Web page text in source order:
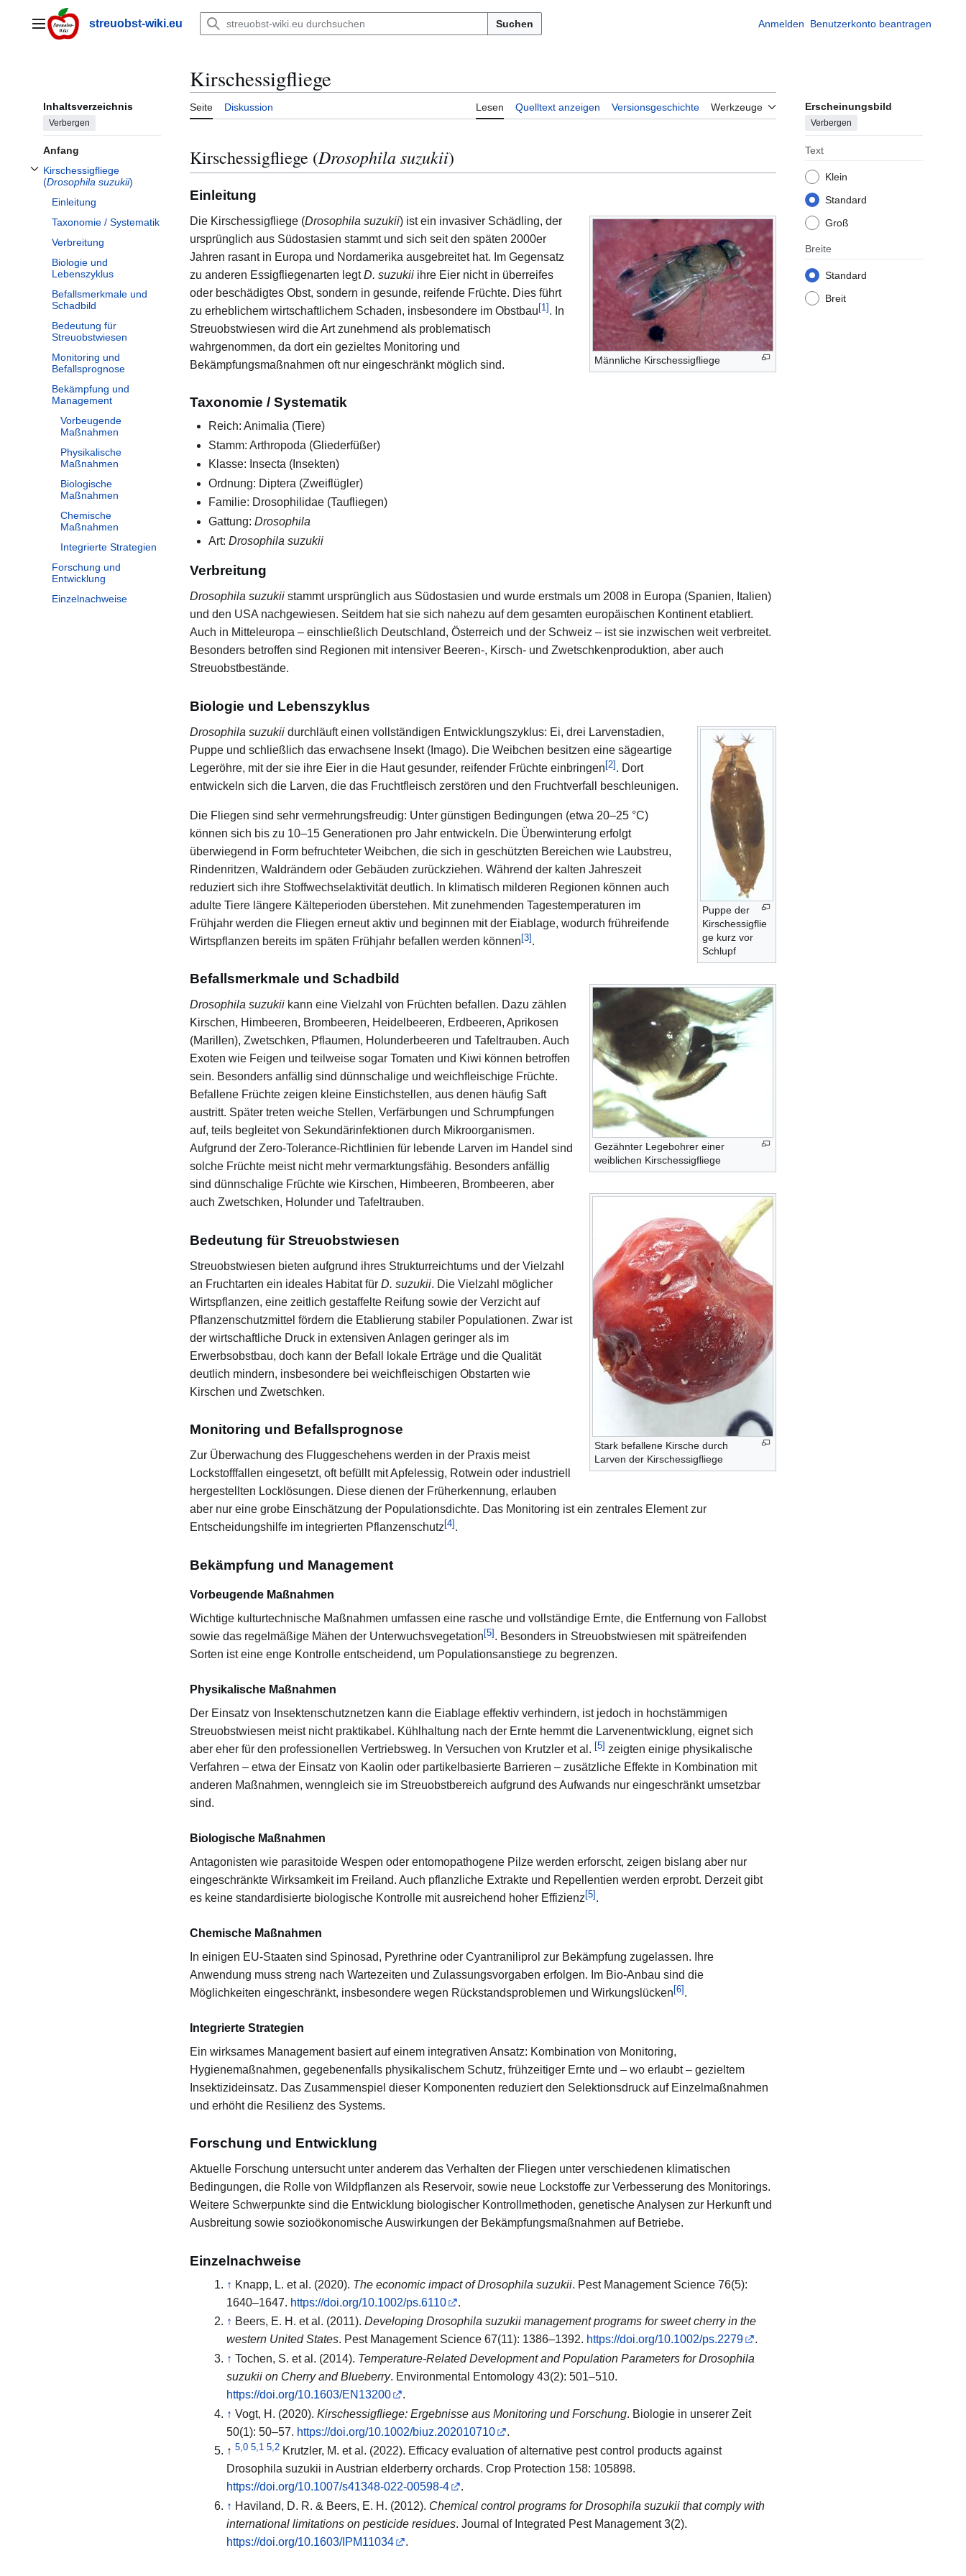
springenHauptmenüstreuobst-wiki.eu Suchen Anmelden Benutzerkonto beantragen
Inhaltsverzeichnis
Verbergen
Anfang
Kirschessigfliege
(Drosophila suzukii)
Unterabschnitt Kirschessigfliege (
Einleitung
Taxonomie / Systematik
Verbreitung
Biologie und
Lebenszyklus
Befallsmerkmale und
Schadbild
Bedeutung für
Streuobstwiesen
Monitoring und
Befallsprognose
Bekämpfung und
Management
Vorbeugende
Maßnahmen
Physikalische
Maßnahmen
Biologische
Maßnahmen
Chemische
Maßnahmen
Integrierte Strategien
Forschung und
Entwicklung
Einzelnachweise
Kirschessigfliege
Seite Diskussion Lesen Quelltext anzeigen Versionsgeschichte Werkzeuge Erscheinungsbild
Verbergen
Text
Klein
Standard
Groß
Breite
Standard
Breit
Kirschessigfliege (Drosophila suzukii)
Einleitung
Männliche Kirschessigfliege
Die Kirschessigfliege (Drosophila suzukii) ist ein invasiver Schädling, der
ursprünglich aus Südostasien stammt und sich seit den späten 2000er
Jahren rasant in Europa und Nordamerika ausgebreitet hat. Im Gegensatz
zu anderen Essigfliegenarten legtD. suzukii ihre Eier nicht in überreifes
oder beschädigtes Obst, sondern in gesunde, reifende Früchte. Dies führt
zu erheblichem wirtschaftlichem Schaden, insbesondere im Obstbau[1]. In
Streuobstwiesen wird die Art zunehmend als problematisch
wahrgenommen, da dort ein gezieltes Monitoring und
Bekämpfungsmaßnahmen oft nur eingeschränkt möglich sind.
Taxonomie / Systematik
Reich: Animalia (Tiere)
Stamm: Arthropoda (Gliederfüßer)
Klasse: Insecta (Insekten)
Ordnung: Diptera (Zweiflügler)
Familie: Drosophilidae (Taufliegen)
Gattung: Drosophila
Art: Drosophila suzukii
Verbreitung
Drosophila suzukii stammt ursprünglich aus Südostasien und wurde erstmals um 2008 in Europa (Spanien, Italien)
und den USA nachgewiesen. Seitdem hat sie sich nahezu auf dem gesamten europäischen Kontinent etabliert.
Auch in Mitteleuropa – einschließlich Deutschland, Österreich und der Schweiz – ist sie inzwischen weit verbreitet.
Besonders betroffen sind Regionen mit intensiver Beeren-, Kirsch- und Zwetschkenproduktion, aber auch
Streuobstbestände.
Biologie und Lebenszyklus
Puppe der
Kirschessigflie
ge kurz vor
Schlupf
Drosophila suzukii durchläuft einen vollständigen Entwicklungszyklus: Ei, drei Larvenstadien,
Puppe und schließlich das erwachsene Insekt (Imago). Die Weibchen besitzen eine sägeartige
Legeröhre, mit der sie ihre Eier in die Haut gesunder, reifender Früchte einbringen[2]. Dort
entwickeln sich die Larven, die das Fruchtfleisch zerstören und den Fruchtverfall beschleunigen.
Gezähnter Legebohrer einer
weiblichen Kirschessigfliege
Die Fliegen sind sehr vermehrungsfreudig: Unter günstigen Bedingungen (etwa 20–25 °C)
können sich bis zu 10–15 Generationen pro Jahr entwickeln. Die Überwinterung erfolgt
überwiegend in Form befruchteter Weibchen, die sich in geschützten Bereichen wie Laubstreu,
Rindenritzen, Waldrändern oder Gebäuden zurückziehen. Während der kalten Jahreszeit
reduziert sich ihre Stoffwechselaktivität deutlich. In klimatisch milderen Regionen können auch
adulte Tiere längere Kälteperioden überstehen. Mit zunehmenden Tagestemperaturen im
Frühjahr werden die Fliegen erneut aktiv und beginnen mit der Eiablage, wodurch frühreifende
Wirtspflanzen bereits im späten Frühjahr befallen werden können[3].
Befallsmerkmale und Schadbild
Stark befallene Kirsche durch
Larven der Kirschessigfliege
Drosophila suzukii kann eine Vielzahl von Früchten befallen. Dazu zählen
Kirschen, Himbeeren, Brombeeren, Heidelbeeren, Erdbeeren, Aprikosen
(Marillen), Zwetschken, Pflaumen, Holunderbeeren und Tafeltrauben. Auch
Exoten wie Feigen und teilweise sogar Tomaten und Kiwi können betroffen
sein. Besonders anfällig sind dünnschalige und weichfleischige Früchte.
Befallene Früchte zeigen kleine Einstichstellen, aus denen häufig Saft
austritt. Später treten weiche Stellen, Verfärbungen und Schrumpfungen
auf, teils begleitet von Sekundärinfektionen durch Mikroorganismen.
Aufgrund der Zero-Tolerance-Richtlinien für lebende Larven im Handel sind
solche Früchte meist nicht mehr vermarktungsfähig. Besonders anfällig
sind dünnschalige Früchte wie Kirschen, Himbeeren, Brombeeren, aber
auch Zwetschken, Holunder und Tafeltrauben.
Bedeutung für Streuobstwiesen
Streuobstwiesen bieten aufgrund ihres Strukturreichtums und der Vielzahl
an Fruchtarten ein ideales Habitat für D. suzukii. Die Vielzahl möglicher
Wirtspflanzen, eine zeitlich gestaffelte Reifung sowie der Verzicht auf
Pflanzenschutzmittel fördern die Etablierung stabiler Populationen. Zwar ist
der wirtschaftliche Druck in extensiven Anlagen geringer als im
Erwerbsobstbau, doch kann der Befall lokale Erträge und die Qualität
deutlich mindern, insbesondere bei weichfleischigen Obstarten wie
Kirschen und Zwetschken.
Monitoring und Befallsprognose
Zur Überwachung des Fluggeschehens werden in der Praxis meist
Lockstofffallen eingesetzt, oft befüllt mit Apfelessig, Rotwein oder industriell
hergestellten Locklösungen. Diese dienen der Früherkennung, erlauben
aber nur eine grobe Einschätzung der Populationsdichte. Das Monitoring ist ein zentrales Element zur
Entscheidungshilfe im integrierten Pflanzenschutz[4] .
Bekämpfung und Management
Vorbeugende Maßnahmen
Wichtige kulturtechnische Maßnahmen umfassen eine rasche und vollständige Ernte, die Entfernung von Fallobst
sowie das regelmäßige Mähen der Unterwuchsvegetation[5]. Besonders in Streuobstwiesen mit spätreifenden
Sorten ist eine enge Kontrolle entscheidend, um Populationsanstiege zu begrenzen.
Physikalische Maßnahmen
Der Einsatz von Insektenschutznetzen kann die Eiablage effektiv verhindern, ist jedoch in hochstämmigen
Streuobstwiesen meist nicht praktikabel. Kühlhaltung nach der Ernte hemmt die Larvenentwicklung, eignet sich
aber eher für den professionellen Vertriebsweg. In Versuchen von Krutzler et al. [5] zeigten einige physikalische
Verfahren – etwa der Einsatz von Kaolin oder partikelbasierte Barrieren – zusätzliche Effekte in Kombination mit
anderen Maßnahmen, wenngleich sie im Streuobstbereich aufgrund des Aufwands nur eingeschränkt umsetzbar
sind.
Biologische Maßnahmen
Antagonisten wie parasitoide Wespen oder entomopathogene Pilze werden erforscht, zeigen bislang aber nur
eingeschränkte Wirksamkeit im Freiland. Auch pflanzliche Extrakte und Repellentien werden erprobt. Derzeit gibt
es keine standardisierte biologische Kontrolle mit ausreichend hoher Effizienz[5].
Chemische Maßnahmen
In einigen EU-Staaten sind Spinosad, Pyrethrine oder Cyantraniliprol zur Bekämpfung zugelassen. Ihre
Anwendung muss streng nach Wartezeiten und Zulassungsvorgaben erfolgen. Im Bio-Anbau sind die
Möglichkeiten eingeschränkt, insbesondere wegen Rückstandsproblemen und Wirkungslücken[6].
Integrierte Strategien
Ein wirksames Management basiert auf einem integrativen Ansatz: Kombination von Monitoring,
Hygienemaßnahmen, gegebenenfalls physikalischem Schutz, frühzeitiger Ernte und – wo erlaubt – gezieltem
Insektizideinsatz. Das Zusammenspiel dieser Komponenten reduziert den Selektionsdruck auf Einzelmaßnahmen
und erhöht die Resilienz des Systems.
Forschung und Entwicklung
Aktuelle Forschung untersucht unter anderem das Verhalten der Fliegen unter verschiedenen klimatischen
Bedingungen, die Rolle von Wildpflanzen als Reservoir, sowie neue Lockstoffe zur Verbesserung des Monitorings.
Weitere Schwerpunkte sind die Entwicklung biologischer Kontrollmethoden, genetische Analysen zur Herkunft und
Ausbreitung sowie sozioökonomische Auswirkungen der Bekämpfungsmaßnahmen auf Betriebe.
Einzelnachweise
↑ Knapp, L. et al. (2020). The economic impact of Drosophila suzukii. Pest Management Science 76(5):
1640–1647. https://doi.org/10.1002/ps.6110
.
↑ Beers, E. H. et al. (2011).Developing Drosophila suzukii management programs for sweet cherry in the
western United States. Pest Management Science 67(11): 1386–1392. https://doi.org/10.1002/ps.2279
.
↑ Tochen, S. et al. (2014). Temperature-Related Development and Population Parameters for Drosophila
suzukii on Cherry and Blueberry. Environmental Entomology 43(2): 501–510.
https://doi.org/10.1603/EN13200
.
↑ Vogt, H. (2020).Kirschessigfliege: Ergebnisse aus Monitoring und Forschung. Biologie in unserer Zeit
50(1): 50–57. https://doi.org/10.1002/biuz.202010710
.
↑5,0 5,1 5,2 Krutzler, M. et al. (2022). Efficacy evaluation of alternative pest control products against
Drosophila suzukii in Austrian elderberry orchards. Crop Protection 158: 105898.
https://doi.org/10.1007/s41348-022-00598-4
.
↑ Haviland, D. R. & Beers, E. H. (2012). Chemical control programs for Drosophila suzukii that comply with
international limitations on pesticide residues. Journal of Integrated Pest Management 3(2).
https://doi.org/10.1603/IPM11034
.